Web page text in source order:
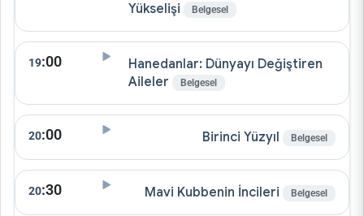
Yükselişi
Belgesel
19:00
Hanedanlar: Dünyayı Değiştiren
Aileler
Belgesel
20:00 Birinci Yüzyıl Belgesel
20:30 Mavi Kubbenin İncileri Belgesel